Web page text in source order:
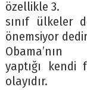
özellikle 3.
sınıf ülkeler
önemsiyor
Obama’nın
yaptığı kendi
olayıdır.